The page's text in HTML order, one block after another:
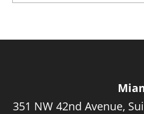
351 NW 42nd Avenue,